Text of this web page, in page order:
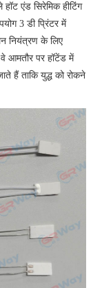
एंड सिरेमिक हीटिंग
3 डी प्रिंटर में
नियंत्रण के लिए
वे आमतौर पर हॉटेंड में
हैं ताकि युद्ध को रोकने